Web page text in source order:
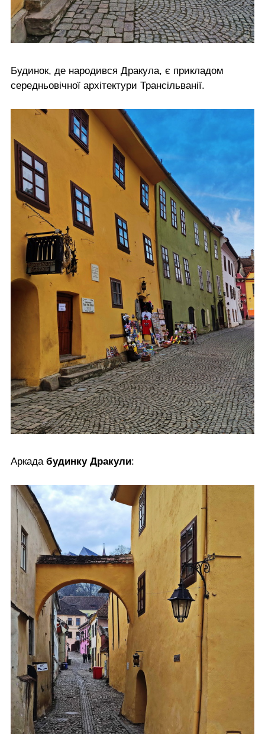
Будинок, де народився Дракула, є прикладом
середньовічної архітектури Трансільванії.
Аркадабудинку Дракули: